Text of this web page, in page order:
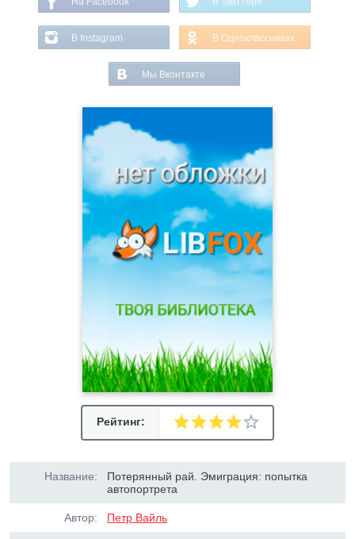
В Instagram В Одноклассниках
Мы Вконтакте
Рейтинг:
Название:
Потерянный рай. Эмиграция: попытка
автопортрета
Автор: Петр Вайль